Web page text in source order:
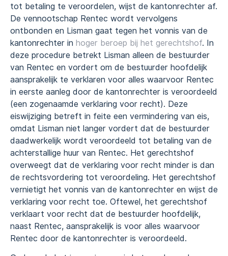
tot betaling te veroordelen, wijst de kantonrechter af.
De vennootschap Rentec wordt vervolgens
ontbonden en Lisman gaat tegen het vonnis van de
kantonrechter in hoger beroep bij het gerechtshof. In
deze procedure betrekt Lisman alleen de bestuurder
van Rentec en vordert om de bestuurder hoofdelijk
aansprakelijk te verklaren voor alles waarvoor Rentec
in eerste aanleg door de kantonrechter is veroordeeld
(een zogenaamde verklaring voor recht). Deze
eiswijziging betreft in feite een vermindering van eis,
omdat Lisman niet langer vordert dat de bestuurder
daadwerkelijk wordt veroordeeld tot betaling van de
achterstallige huur van Rentec. Het gerechtshof
overweegt dat de verklaring voor recht minder is dan
de rechtsvordering tot veroordeling. Het gerechtshof
vernietigt het vonnis van de kantonrechter en wijst de
verklaring voor recht toe. Oftewel, het gerechtshof
verklaart voor recht dat de bestuurder hoofdelijk,
naast Rentec, aansprakelijk is voor alles waarvoor
Rentec door de kantonrechter is veroordeeld.